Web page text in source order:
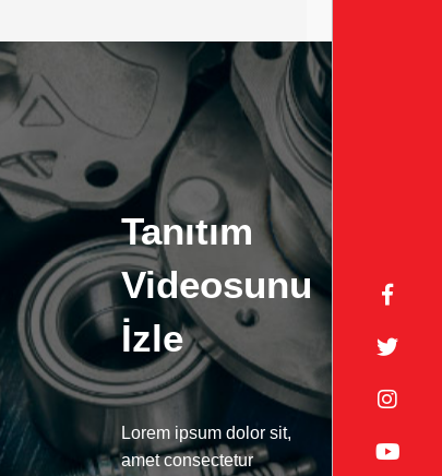
Tanıtım
Videosunu
İzle
Lorem ipsum dolor sit,
amet consectetur